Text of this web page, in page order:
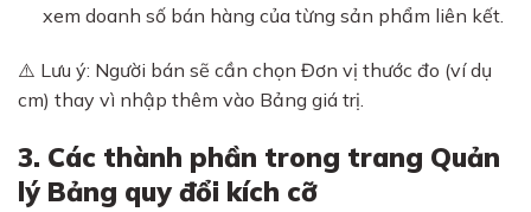
xem doanh số bán hàng của từng sản phẩm liên kết.
⚠️ Lưu ý: Người bán sẽ cần chọn Đơn vị thước đo (ví dụ
cm) thay vì nhập thêm vào Bảng giá trị.
3. Các thành phần trong trang Quản
lý Bảng quy đổi kích cỡ